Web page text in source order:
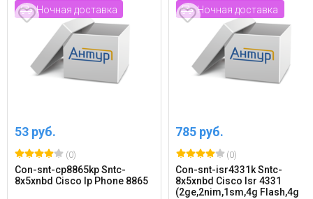
Ночная доставка
53 руб.
(0)
Con-snt-cp8865kp Sntc-
8x5xnbd Cisco Ip Phone 8865
Ночная доставка
785 руб.
(0)
Con-snt-isr4331k Sntc-
8x5xnbd Cisco Isr 4331
(2ge,2nim,1sm,4g Flash,4g